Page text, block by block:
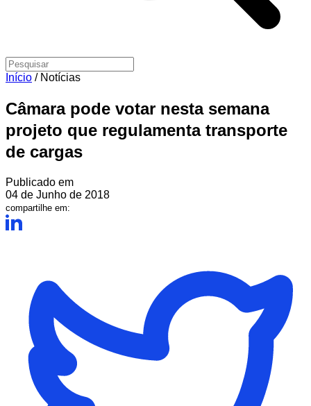
Início / Notícias
Câmara pode votar nesta semana
projeto que regulamenta transporte
de cargas
Publicado em
04 de Junho de 2018
compartilhe em: